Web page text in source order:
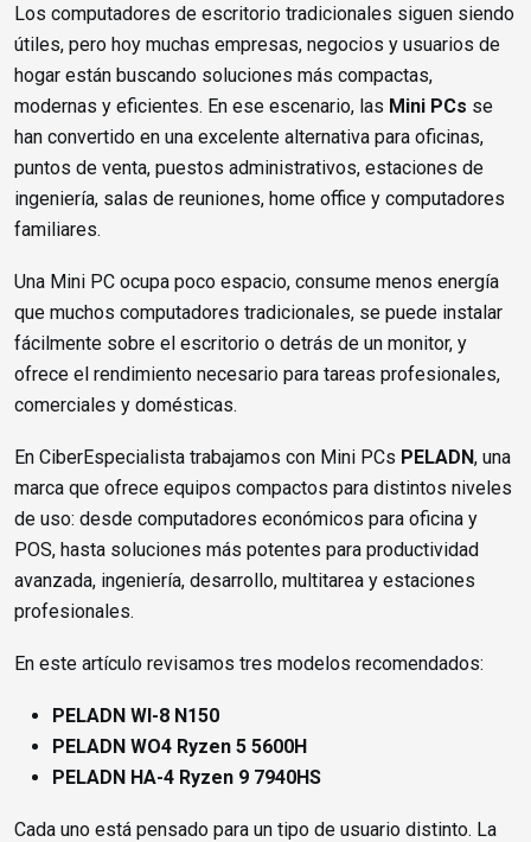
Los computadores de escritorio tradicionales siguen siendo
útiles, pero hoy muchas empresas, negocios y usuarios de
hogar están buscando soluciones más compactas,
modernas y eficientes. En ese escenario, las Mini PCs se
han convertido en una excelente alternativa para oficinas,
puntos de venta, puestos administrativos, estaciones de
ingeniería, salas de reuniones, home office y computadores
familiares.
Una Mini PC ocupa poco espacio, consume menos energía
que muchos computadores tradicionales, se puede instalar
fácilmente sobre el escritorio o detrás de un monitor, y
ofrece el rendimiento necesario para tareas profesionales,
comerciales y domésticas.
En CiberEspecialista trabajamos con Mini PCs PELADN, una
marca que ofrece equipos compactos para distintos niveles
de uso: desde computadores económicos para oficina y
POS, hasta soluciones más potentes para productividad
avanzada, ingeniería, desarrollo, multitarea y estaciones
profesionales.
En este artículo revisamos tres modelos recomendados:
PELADN WI-8 N150
PELADN WO4 Ryzen 5 5600H
PELADN HA-4 Ryzen 9 7940HS
Cada uno está pensado para un tipo de usuario distinto. La